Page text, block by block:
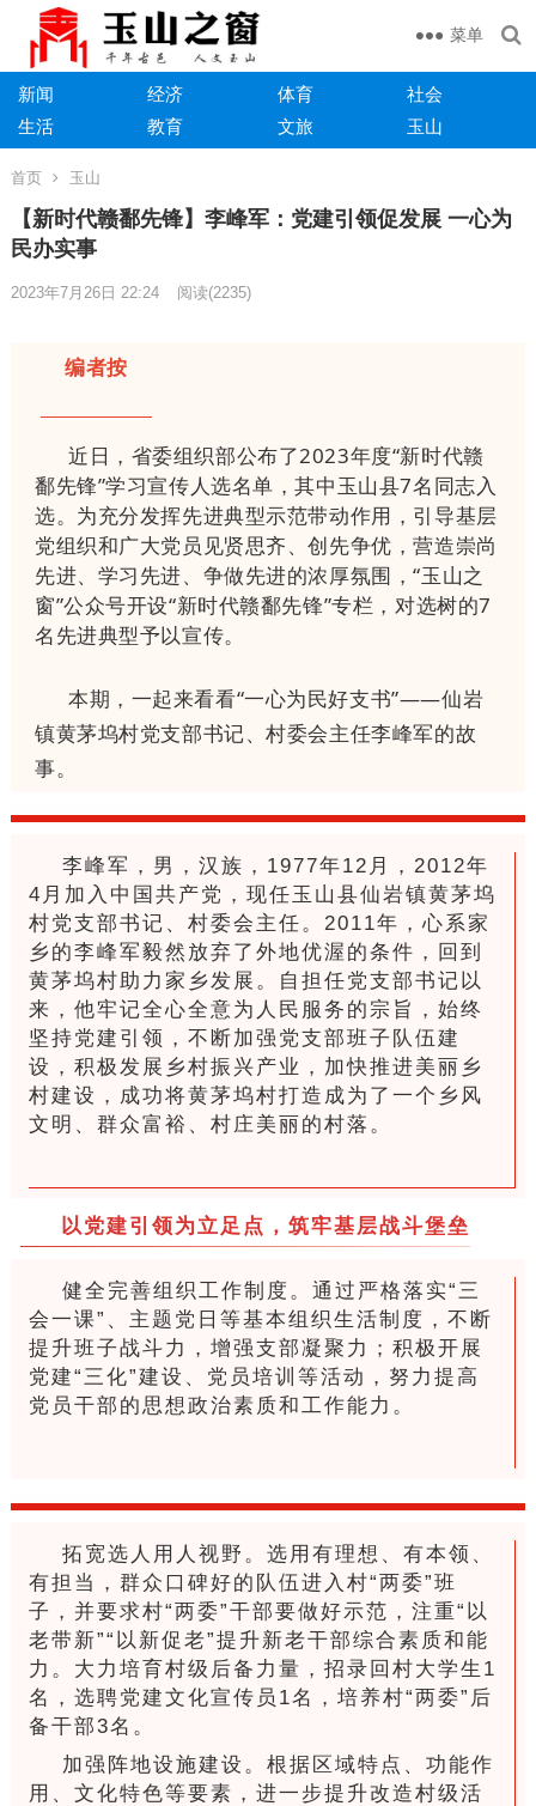
菜单
新闻 经济 体育
社会
生活
教育 文旅 玉山
首页 玉山
【新时代赣鄱先锋】李峰军：党建引领促发展 一心为
民办实事
2023年7月26日 22:24 阅读(2235)
编者按
近日，省委组织部公布了2023年度“新时代赣
鄱先锋”学习宣传人选名单，其中玉山县7名同志入
选。为充分发挥先进典型示范带动作用，引导基层
党组织和广大党员见贤思齐、创先争优，营造崇尚
先进、学习先进、争做先进的浓厚氛围，“玉山之
窗”公众号开设“新时代赣鄱先锋”专栏，对选树的7
名先进典型予以宣传。
本期，一起来看看“一心为民好支书”——仙岩
镇黄茅坞村党支部书记、村委会主任李峰军的故
事。
李峰军，男，汉族，1977年12月，2012年
4月加入中国共产党，现任玉山县仙岩镇黄茅坞
村党支部书记、村委会主任。2011年，心系家
乡的李峰军毅然放弃了外地优渥的条件，回到
黄茅坞村助力家乡发展。自担任党支部书记以
来，他牢记全心全意为人民服务的宗旨，始终
坚持党建引领，不断加强党支部班子队伍建
设，积极发展乡村振兴产业，加快推进美丽乡
村建设，成功将黄茅坞村打造成为了一个乡风
文明、群众富裕、村庄美丽的村落。
以党建引领为立足点，筑牢基层战斗堡垒
健全完善组织工作制度。通过严格落实“三
会一课”、主题党日等基本组织生活制度，不断
提升班子战斗力，增强支部凝聚力；积极开展
党建“三化”建设、党员培训等活动，努力提高
党员干部的思想政治素质和工作能力。
拓宽选人用人视野。选用有理想、有本领、
有担当，群众口碑好的队伍进入村“两委”班
子，并要求村“两委”干部要做好示范，注重“以
老带新”“以新促老”提升新老干部综合素质和能
力。大力培育村级后备力量，招录回村大学生1
名，选聘党建文化宣传员1名，培养村“两委”后
备干部3名。
加强阵地设施建设。根据区域特点、功能作
用、文化特色等要素，进一步提升改造村级活